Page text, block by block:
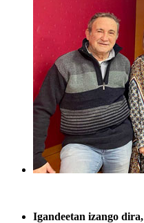
Igandeetan izango